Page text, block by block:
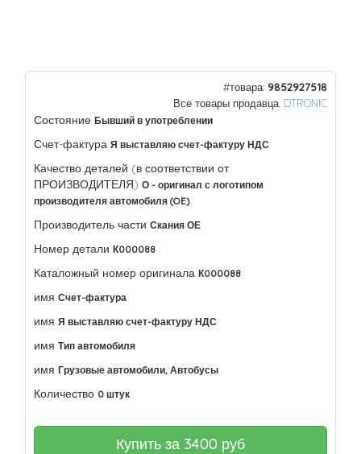
#товара: 9852927518
Все товары продавца: DTRONIC
Состояние Бывший в употреблении
Счет-фактура Я выставляю счет-фактуру НДС
Качество деталей (в соответствии от
ПРОИЗВОДИТЕЛЯ) О - оригинал с логотипом
производителя автомобиля (OE)
Производитель части Скания ОЕ
Номер детали К000088
Каталожный номер оригинала К000088
имя Счет-фактура
имя Я выставляю счет-фактуру НДС
имя Тип автомобиля
имя Грузовые автомобили, Автобусы
Количество 0 штук
Купить за 3400 руб